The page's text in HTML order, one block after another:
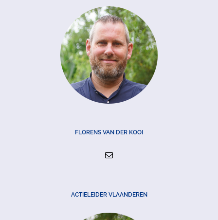
FLORENS VAN DER KOOI
ACTIELEIDER VLAANDEREN